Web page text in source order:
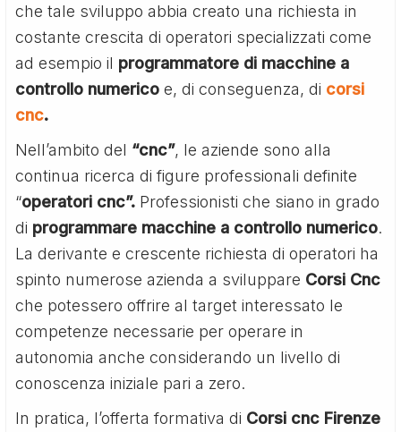
che tale sviluppo abbia creato una richiesta in
costante crescita di operatori specializzati come
ad esempio il programmatore di macchine a
controllo numerico e, di conseguenza, di corsi
cnc.
Nell’ambito del “cnc”, le aziende sono alla
continua ricerca di figure professionali definite
“operatori cnc”. Professionisti che siano in grado
di programmare macchine a controllo numerico.
La derivante e crescente richiesta di operatori ha
spinto numerose azienda a sviluppare Corsi Cnc
che potessero offrire al target interessato le
competenze necessarie per operare in
autonomia anche considerando un livello di
conoscenza iniziale pari a zero.
In pratica, l’offerta formativa di Corsi cnc Firenze